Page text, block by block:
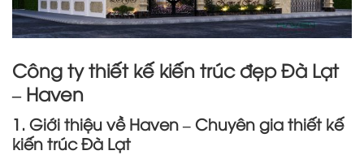
Công ty thiết kế kiến trúc đẹp Đà Lạt
– Haven
1. Giới thiệu về Haven – Chuyên gia thiết kế
kiến trúc Đà Lạt